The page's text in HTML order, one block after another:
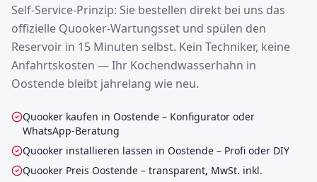
Self-Service-Prinzip: Sie bestellen direkt bei uns das
offizielle Quooker-Wartungsset und spülen den
Reservoir in 15 Minuten selbst. Kein Techniker, keine
Anfahrtskosten — Ihr Kochendwasserhahn in
Oostende bleibt jahrelang wie neu.
Quooker kaufen in Oostende – Konfigurator oder
WhatsApp-Beratung
Quooker installieren lassen in Oostende – Profi oder DIY
Quooker Preis Oostende – transparent, MwSt. inkl.